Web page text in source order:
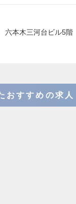
六本木三河台ビル5階
おすすめの求人